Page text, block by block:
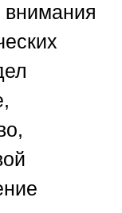
внимания